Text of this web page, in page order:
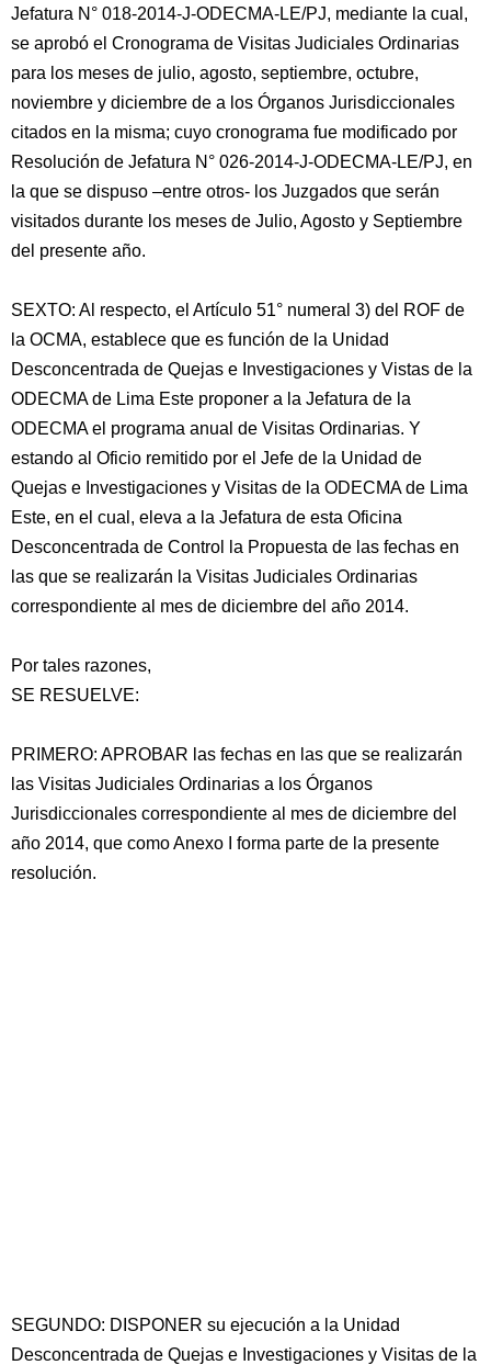
Jefatura N° 018-2014-J-ODECMA-LE/PJ, mediante la cual,
se aprobó el Cronograma de Visitas Judiciales Ordinarias
para los meses de julio, agosto, septiembre, octubre,
noviembre y diciembre de a los Órganos Jurisdiccionales
citados en la misma; cuyo cronograma fue modificado por
Resolución de Jefatura N° 026-2014-J-ODECMA-LE/PJ, en
la que se dispuso –entre otros- los Juzgados que serán
visitados durante los meses de Julio, Agosto y Septiembre
del presente año.
SEXTO: Al respecto, el Artículo 51° numeral 3) del ROF de
la OCMA, establece que es función de la Unidad
Desconcentrada de Quejas e Investigaciones y Vistas de la
ODECMA de Lima Este proponer a la Jefatura de la
ODECMA el programa anual de Visitas Ordinarias. Y
estando al Oficio remitido por el Jefe de la Unidad de
Quejas e Investigaciones y Visitas de la ODECMA de Lima
Este, en el cual, eleva a la Jefatura de esta Oficina
Desconcentrada de Control la Propuesta de las fechas en
las que se realizarán la Visitas Judiciales Ordinarias
correspondiente al mes de diciembre del año 2014.
Por tales razones,
SE RESUELVE:
PRIMERO: APROBAR las fechas en las que se realizarán
las Visitas Judiciales Ordinarias a los Órganos
Jurisdiccionales correspondiente al mes de diciembre del
año 2014, que como Anexo I forma parte de la presente
resolución.
SEGUNDO: DISPONER su ejecución a la Unidad
Desconcentrada de Quejas e Investigaciones y Visitas de la